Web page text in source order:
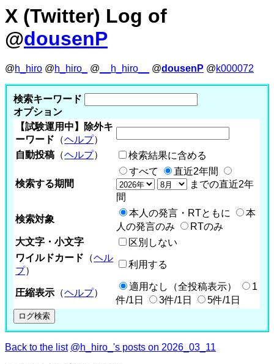
X (Twitter) Log of
@dousenP
@h_hiro @h_hiro_ @ __h_hiro__ @dousenP @k000072
検索キーワード
オプション
【試験運用中】除外キ
ーワード （ヘルプ）
自動投稿 （ヘルプ） 検索結果に含める
検索する期間
すべて
直近2年間
までの直近2年
間
検索対象
本人の発言・RTともに
本
人の発言のみ
RTのみ
大文字・小文字
区別しない
ワイルドカード （ヘル
プ）
利用する
圧縮表示 （ヘルプ）
適用なし（全投稿表示）
1
件/1日
3件/1日 5件/1日
Back to the list @h_hiro_'s posts on 2026_03_11